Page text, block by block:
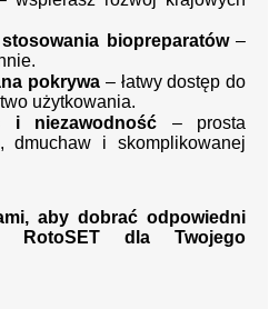
biopreparatów–
pokrywa – łatwy dostęp do
użytkowania.
i niezawodność – prosta
dmuchaw i skomplikowanej
aby dobrać odpowiedni
RotoSET dla Twojego